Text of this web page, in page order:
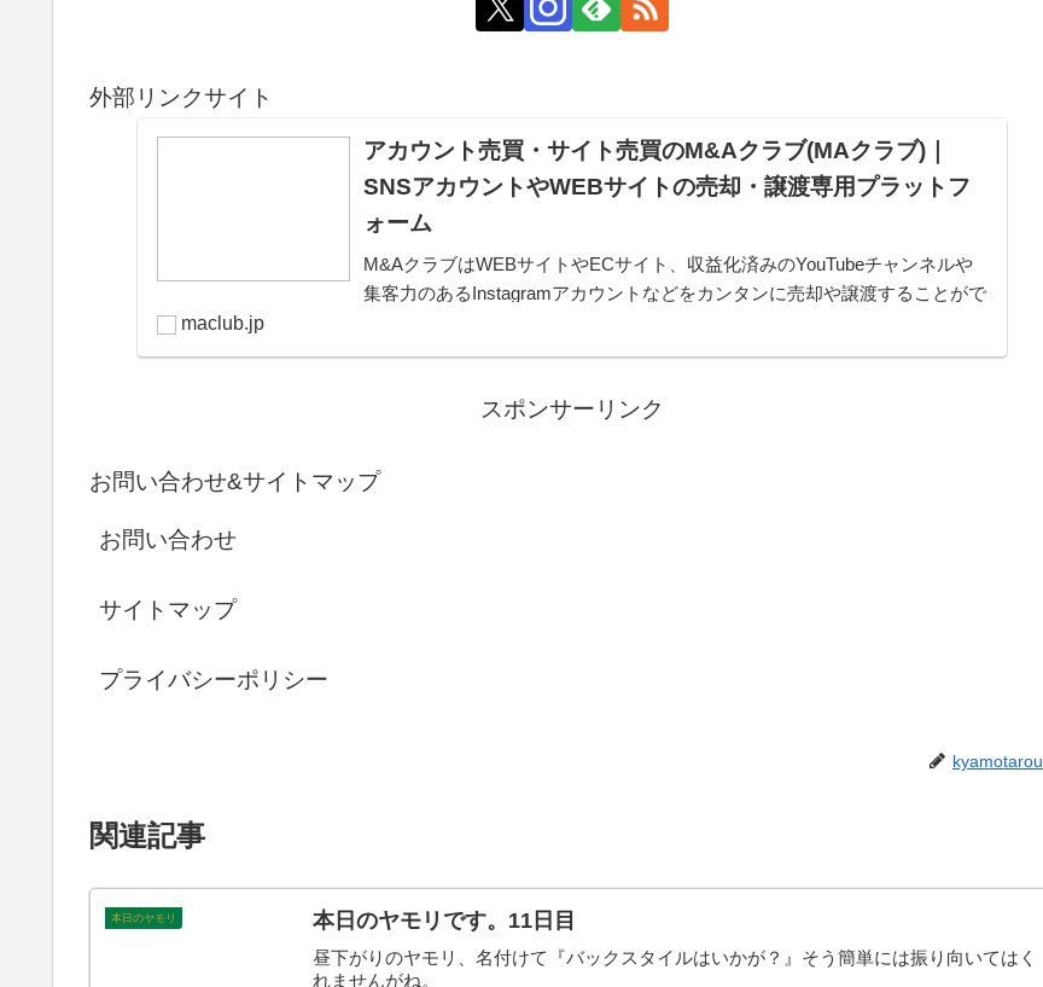
外部リンクサイト
アカウント売買・サイト売買のM&Aクラブ(MAクラブ)｜
SNSアカウントやWEBサイトの売却・譲渡専用プラットフ
ォーム
M&AクラブはWEBサイトやECサイト、収益化済みのYouTubeチャンネルや
集客力のあるInstagramアカウントなどをカンタンに売却や譲渡することがで
maclub.jp
スポンサーリンク
お問い合わせ&サイトマップ
お問い合わせ
サイトマップ
プライバシーポリシー
kyamotarou
関連記事
本日のヤモリ 本日のヤモリです。11日目
昼下がりのヤモリ、名付けて『バックスタイルはいかが？』そう簡単には振り向いてはく
れませんがね。